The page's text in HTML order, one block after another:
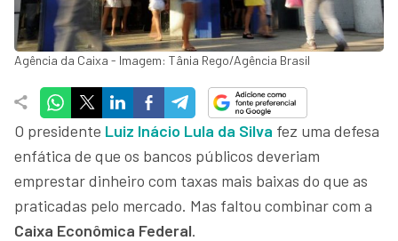
Agência da Caixa - Imagem: Tânia Rego/Agência Brasil
O presidente Luiz Inácio Lula da Silva fez uma defesa
enfática de que os bancos públicos deveriam
emprestar dinheiro com taxas mais baixas do que as
praticadas pelo mercado. Mas faltou combinar com a
Caixa Econômica Federal.